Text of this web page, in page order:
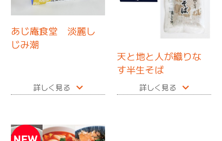
あじ庵食堂 淡麗し
じみ潮
詳しく見る
天と地と人が織りな
す半生そば
詳しく見る